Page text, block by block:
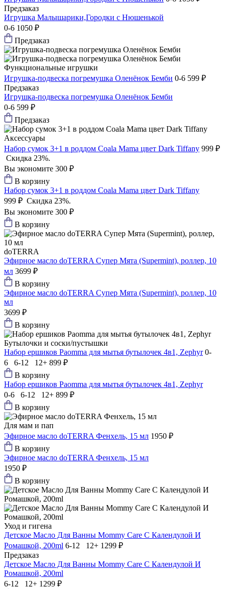
Предзаказ
Игрушка Малышарики,Городки с Нюшенькой
0-6 1050 ₽
Предзаказ
Функциональные игрушки
Игрушка-подвеска погремушка Оленёнок Бемби 0-6 599 ₽
Предзаказ
Игрушка-подвеска погремушка Оленёнок Бемби
0-6 599 ₽
Предзаказ
Аксессуары
Набор сумок 3+1 в роддом Coala Mama цвет Dark Tiffany 999 ₽
Скидка 23%.
Вы экономите 300 ₽
В корзину
Набор сумок 3+1 в роддом Coala Mama цвет Dark Tiffany
999 ₽ Скидка 23%.
Вы экономите 300 ₽
В корзину
doTERRA
Эфирное масло doTERRA Супер Мята (Supermint), роллер, 10
мл 3699 ₽
В корзину
Эфирное масло doTERRA Супер Мята (Supermint), роллер, 10
мл
3699 ₽
В корзину
Бутылочки и соски/пустышки
Набор ершиков Paomma для мытья бутылочек 4в1, Zephyr 0-
6 6-12 12+ 899 ₽
В корзину
Набор ершиков Paomma для мытья бутылочек 4в1, Zephyr
0-6 6-12 12+ 899 ₽
В корзину
Для мам и пап
Эфирное масло doTERRA Фенхель, 15 мл 1950 ₽
В корзину
Эфирное масло doTERRA Фенхель, 15 мл
1950 ₽
В корзину
Уход и гигена
Детское Масло Для Ванны Mommy Care С Календулой И
Ромашкой, 200ml 6-12 12+ 1299 ₽
Предзаказ
Детское Масло Для Ванны Mommy Care С Календулой И
Ромашкой, 200ml
6-12 12+ 1299 ₽